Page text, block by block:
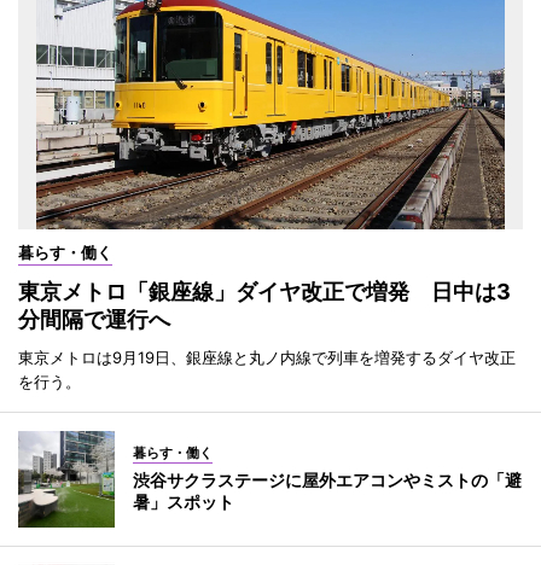
暮らす・働く
東京メトロ「銀座線」ダイヤ改正で増発 日中は3
分間隔で運行へ
東京メトロは9月19日、銀座線と丸ノ内線で列車を増発するダイヤ改正
を行う。
暮らす・働く
渋谷サクラステージに屋外エアコンやミストの「避
暑」スポット